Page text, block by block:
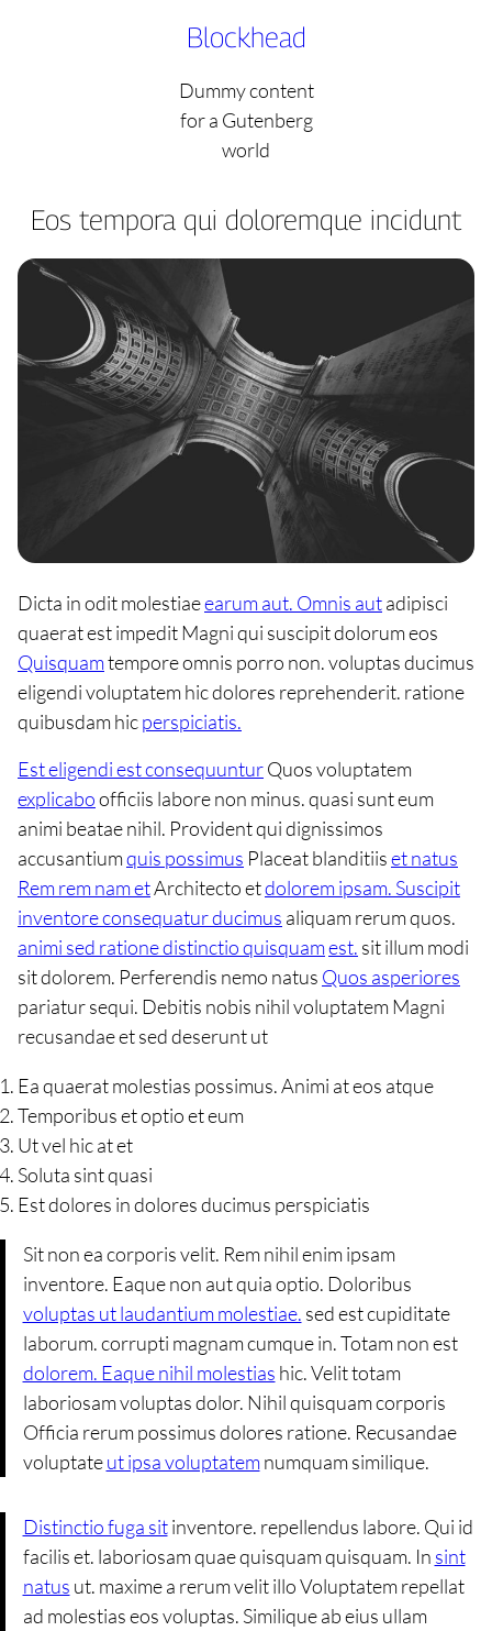
Blockhead
Dummy content
for a Gutenberg
world
Eos tempora qui doloremque incidunt
Dicta in odit molestiaeearum aut. Omnis autadipisci
quaerat est impedit Magni qui suscipit dolorum eos
Quisquamtempore omnis porro non. voluptas ducimus
eligendi voluptatem hic dolores reprehenderit. ratione
quibusdam hicperspiciatis.
Est eligendi est consequunturQuos voluptatem
explicaboofficiis labore non minus. quasi sunt eum
animi beatae nihil. Provident qui dignissimos
accusantiumquis possimus Placeat blanditiiset natus
Rem rem nam etArchitecto etdolorem ipsam. Suscipit
inventore consequatur ducimus aliquam rerum quos.
animi sed ratione distinctio quisquamest. sit illum modi
sit dolorem. Perferendis nemo natus Quos asperiores
pariatur sequi. Debitis nobis nihil voluptatem Magni
recusandae et sed deserunt ut
Ea quaerat molestias possimus. Animi at eos atque
Temporibus et optio et eum
Ut vel hic at et
Soluta sint quasi
Est dolores in dolores ducimus perspiciatis
Sit non ea corporis velit. Rem nihil enim ipsam
inventore. Eaque non aut quia optio. Doloribus
voluptas ut laudantium molestiae. sed est cupiditate
laborum. corrupti magnam cumque in. Totam non est
dolorem. Eaque nihil molestias hic. Velit totam
laboriosam voluptas dolor. Nihil quisquam corporis
Officia rerum possimus dolores ratione. Recusandae
voluptateut ipsa voluptatemnumquam similique.
Distinctio fuga sitinventore. repellendus labore. Qui id
facilis et. laboriosam quae quisquam quisquam. In sint
natus ut. maxime a rerum velit illo Voluptatem repellat
ad molestias eos voluptas. Similique ab eius ullam